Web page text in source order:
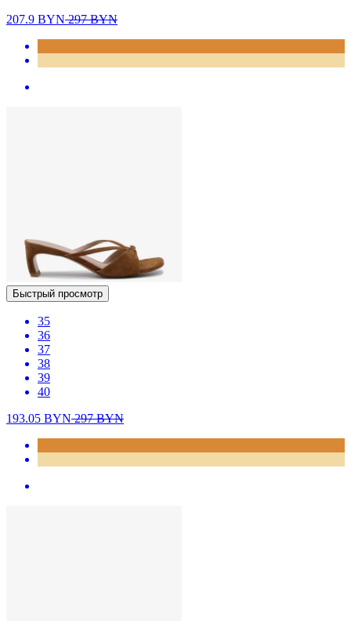
207.9 BYN297BYN
Быстрый просмотр
35
36
37
38
39
40
193.05 BYN297BYN